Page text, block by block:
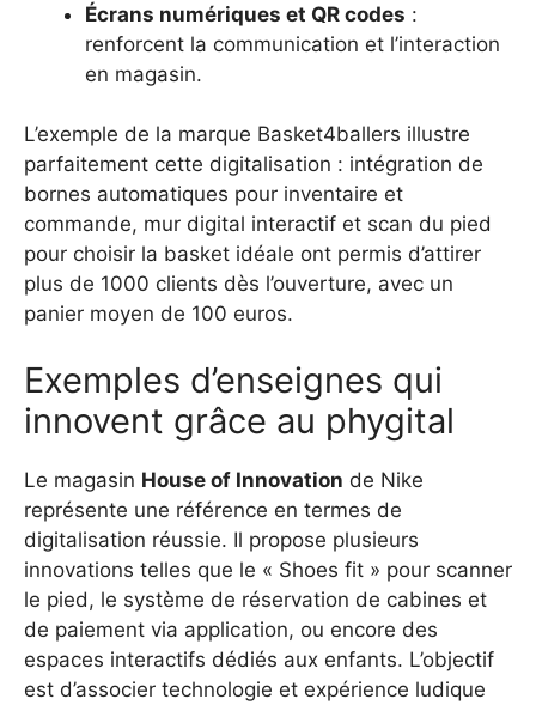
Écrans numériques et QR codes :
renforcent la communication et l’interaction
en magasin.
L’exemple de la marque Basket4ballers illustre
parfaitement cette digitalisation : intégration de
bornes automatiques pour inventaire et
commande, mur digital interactif et scan du pied
pour choisir la basket idéale ont permis d’attirer
plus de 1000 clients dès l’ouverture, avec un
panier moyen de 100 euros.
Exemples d’enseignes qui
innovent grâce au phygital
Le magasin House of Innovation de Nike
représente une référence en termes de
digitalisation réussie. Il propose plusieurs
innovations telles que le « Shoes fit » pour scanner
le pied, le système de réservation de cabines et
de paiement via application, ou encore des
espaces interactifs dédiés aux enfants. L’objectif
est d’associer technologie et expérience ludique